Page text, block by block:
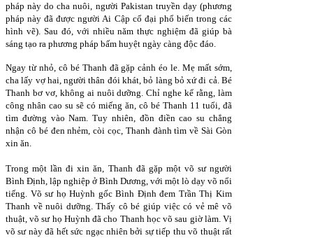
pháp này do cha nuôi, người Pakistan truyền dạy (phương
pháp này đã được người Ai Cập cổ đại phổ biến trong các
hình vẽ). Sau đó, với nhiều năm thực nghiệm đã giúp bà
sáng tạo ra phương pháp bấm huyệt ngày càng độc đáo.
Ngay từ nhỏ, cô bé Thanh đã gặp cảnh éo le. Mẹ mất sớm,
cha lấy vợ hai, người thân đói khát, bỏ làng bỏ xứ đi cả. Bé
Thanh bơ vơ, không ai nuôi dưỡng. Chỉ nghe kể rằng, làm
công nhân cao su sẽ có miếng ăn, cô bé Thanh 11 tuổi, đã
tìm đường vào Nam. Tuy nhiên, đồn điền cao su chẳng
nhận cô bé đen nhẻm, còi cọc, Thanh đành tìm về Sài Gòn
xin ăn.
Trong một lần đi xin ăn, Thanh đã gặp một võ sư người
Bình Định, lập nghiệp ở Bình Dương, với một lò dạy võ nổi
tiếng. Võ sư họ Huỳnh gốc Bình Định đem Trần Thị Kim
Thanh về nuôi dưỡng. Thấy cô bé giúp việc có vẻ mê võ
thuật, võ sư họ Huỳnh đã cho Thanh học võ sau giờ làm. Vị
võ sư này đã hết sức ngạc nhiên bởi sự tiếp thu võ thuật rất